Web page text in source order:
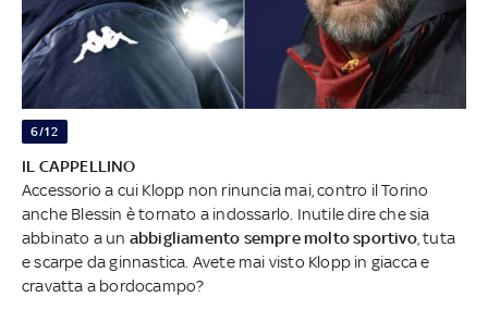
6/12
IL CAPPELLINO
Accessorio a cui Klopp non rinuncia mai, contro il Torino
anche Blessin è tornato a indossarlo. Inutile dire che sia
abbinato a un abbigliamento sempre molto sportivo, tuta
e scarpe da ginnastica. Avete mai visto Klopp in giacca e
cravatta a bordocampo?